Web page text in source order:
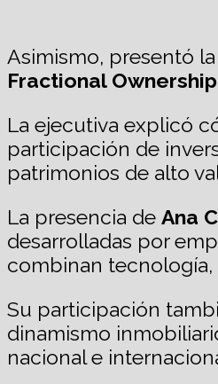
Asimismo, presentó
Fractional
La ejecutiva explicó
participación de
patrimonios de alto
La presencia de Ana
desarrolladas por
combinan tecnología,
Su participación
dinamismo
nacional e